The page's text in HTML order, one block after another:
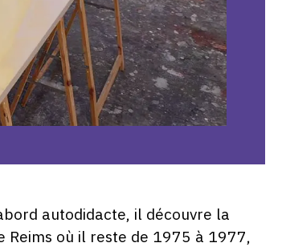
autodidacte, il découvre la
où il reste de 1975 à 1977,